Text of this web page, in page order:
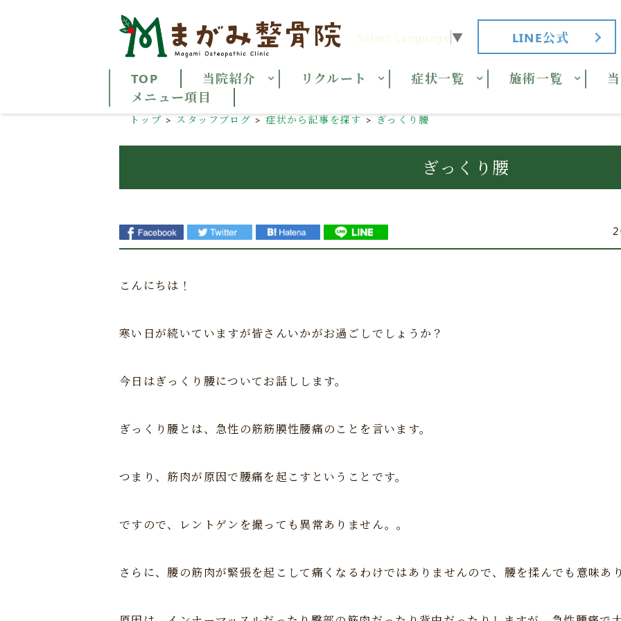
Select Language ▼ LINE公式
TOP 当院紹介 リクルート 症状一覧 施術一覧
メニュー項目
トップ スタッフブログ 症状から記事を探す ぎっくり腰
ぎっくり腰
こんにちは！
寒い日が続いていますが皆さんいかがお過ごしでしょうか？
今日はぎっくり腰についてお話しします。
ぎっくり腰とは、急性の筋筋膜性腰痛のことを言います。
つまり、筋肉が原因で腰痛を起こすということです。
ですので、レントゲンを撮っても異常ありません。。
さらに、腰の筋肉が緊張を起こして痛くなるわけではありませんので、腰を揉んでも意味あ